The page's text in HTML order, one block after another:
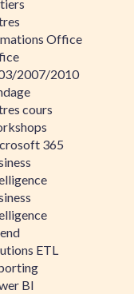
Office
2007/2010
cours
365
ETL
BI